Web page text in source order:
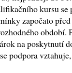
kursu se
započato
období.
na poskytnutí
podpora